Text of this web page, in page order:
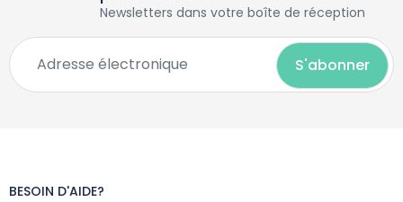
Newsletters dans votre boîte de réception
BESOIN D'AIDE?